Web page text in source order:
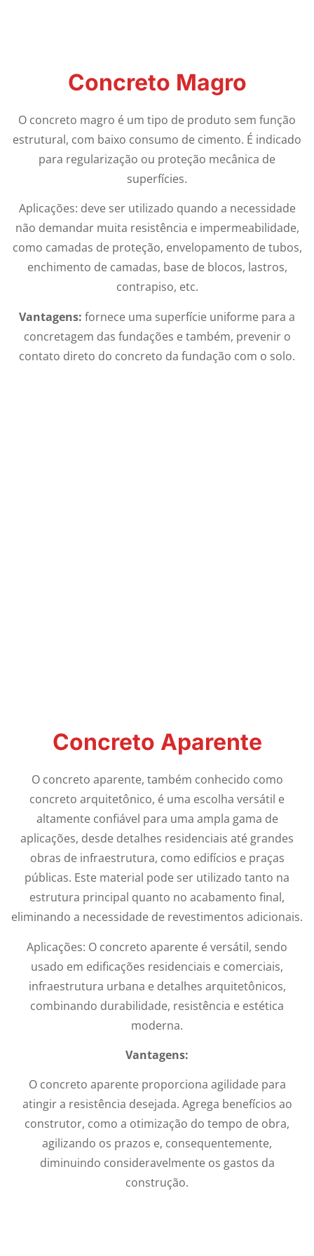
Concreto Magro
O concreto magro é um tipo de produto sem função
estrutural, com baixo consumo de cimento. É indicado
para regularização ou proteção mecânica de
superfícies.
Aplicações: deve ser utilizado quando a necessidade
não demandar muita resistência e impermeabilidade,
como camadas de proteção, envelopamento de tubos,
enchimento de camadas, base de blocos, lastros,
contrapiso, etc.
Vantagens: fornece uma superfície uniforme para a
concretagem das fundações e também, prevenir o
contato direto do concreto da fundação com o solo.
Concreto Aparente
O concreto aparente, também conhecido como
concreto arquitetônico, é uma escolha versátil e
altamente confiável para uma ampla gama de
aplicações, desde detalhes residenciais até grandes
obras de infraestrutura, como edifícios e praças
públicas. Este material pode ser utilizado tanto na
estrutura principal quanto no acabamento final,
eliminando a necessidade de revestimentos adicionais.
Aplicações: O concreto aparente é versátil, sendo
usado em edificações residenciais e comerciais,
infraestrutura urbana e detalhes arquitetônicos,
combinando durabilidade, resistência e estética
moderna.
Vantagens:
O concreto aparente proporciona agilidade para
atingir a resistência desejada. Agrega benefícios ao
construtor, como a otimização do tempo de obra,
agilizando os prazos e, consequentemente,
diminuindo consideravelmente os gastos da
construção.